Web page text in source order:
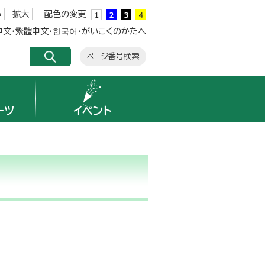
拡大 配色の変更
・繁體中文・한국어・がいこくのかたへ
ページ番号検索
ツ イベント